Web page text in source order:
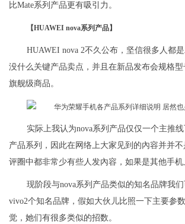
比Mate系列产品更有吸引力。
【HUAWEI nova系列产品】
HUAWEI nova 2不久公布，坚信很多人都
没什么关键产品卖点，并且在新品发布会规格
旗舰级商品。
实际上我认为nova系列产品仅仅一个主推
产品系列，因此在网络上大家见到的內容并并
评圈中都非常少有些人发內容，如果是其他手机
现阶段与nova系列产品类似的知名品牌我们
vivo2个知名品牌，假如大伙儿比照一下主要参
觉，她们有很多类似的招数。